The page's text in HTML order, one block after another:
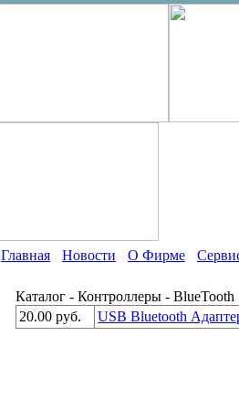
Главная Новости О Фирме
Каталог - Контроллеры - BlueTooth
20.00 руб.
USB Bluetooth